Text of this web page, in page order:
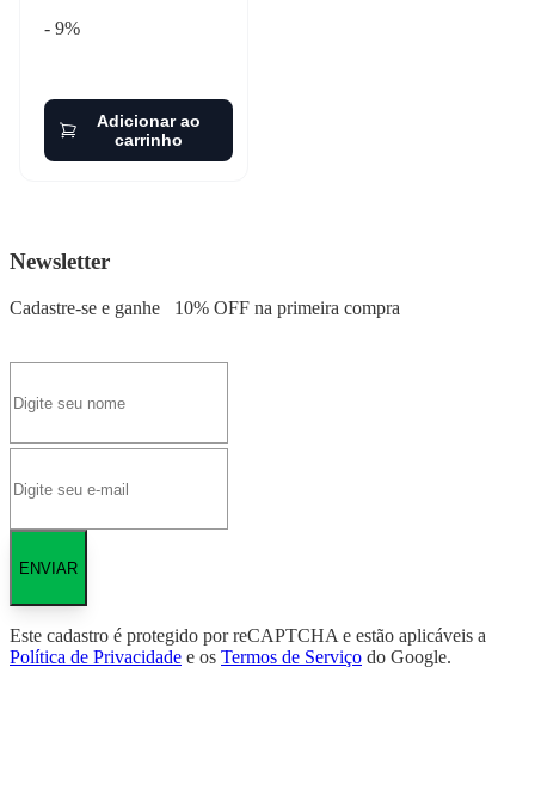
- 9%
Adicionar ao
carrinho
Newsletter
Cadastre-se e ganhe 10% OFF na primeira compra
ENVIAR
Este cadastro é protegido por reCAPTCHA e estão aplicáveis a
Política de Privacidade e os Termos de Serviço do Google.